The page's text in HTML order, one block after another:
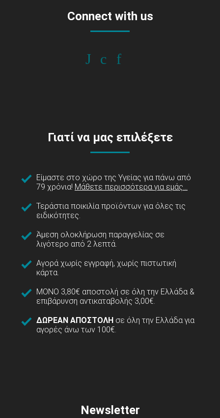
Connect with us
Γιατί να μας επιλέξετε
Είμαστε στο χώρο της Υγείας για πάνω από
79 χρόνια! Μάθετε περισσότερα για εμάς...
Τεράστια ποικιλία προϊόντων για όλες τις
ειδικότητες.
Άμεση ολοκλήρωση παραγγελίας σε
λιγότερο από 2 λεπτά.
Αγορά χωρίς εγγραφή, χωρίς πιστωτική
κάρτα.
ΜΟΝΟ 3,80€ αποστολή σε όλη την Ελλάδα &
επιβάρυνση αντικαταβολής 3,00€.
ΔΩΡΕΑΝ ΑΠΟΣΤΟΛΗ σε όλη την Ελλάδα για
αγορές άνω των 100€.
Newsletter